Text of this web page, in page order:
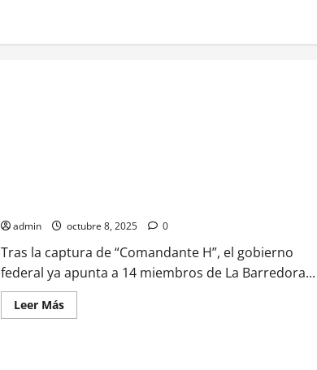
admin octubre 8, 2025 0
Tras la captura de “Comandante H”, el gobierno
federal ya apunta a 14 miembros de La Barredora...
Leer MásLeer
más